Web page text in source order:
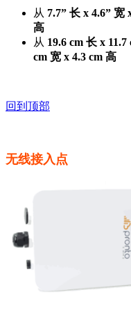
从 7.7” 长 x 4.6” 宽
高
从 19.6 cm 长 x
cm 宽 x 4.3 cm 高
回到顶部
无线接入点